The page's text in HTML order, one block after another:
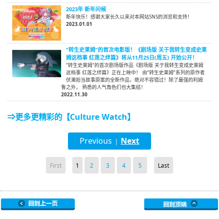
2023年 新年问候
新年快乐！感谢大家长久以来对本网站SNS的浏览和支持！
2023.01.01
"转生史莱姆"的首次电影版！《剧场版 关于我转生变成史莱
姆这档事 红莲之绊篇》将从11月25日(周五) 开始公开！
"转生史莱姆"的首次剧场版作品《剧场版 关于我转生变成史莱姆
这档事 红莲之绊篇》正在上映中！ 由“转生史莱姆”系列的原作者
伏濑担当故事原案的全新作品，绝对不容错过！除了最强的利姆
鲁之外， 熟悉的人气角色们也大集结！
2022.11.30
⇒更多更精彩的【Culture Watch】
Previous | Next
First 1 2 3 4 5 Last